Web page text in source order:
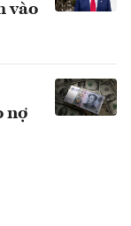
vào
nợ